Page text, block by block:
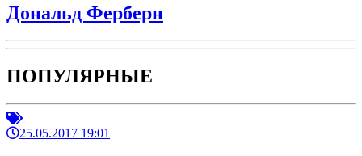
Дональд Ферберн
ПОПУЛЯРНЫЕ
25.05.2017 19:01